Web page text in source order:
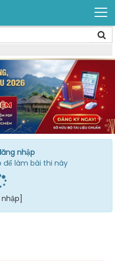
nhập
để làm bài thi này